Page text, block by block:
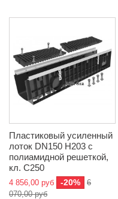
Пластиковый усиленный
лоток DN150 H203 с
полиамидной решеткой,
кл. C250
4 856,00 руб -20%
6
070,00 руб